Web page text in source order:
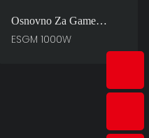
Osnovno Za Game
Master ESGM 1000W
ESGM 1000W